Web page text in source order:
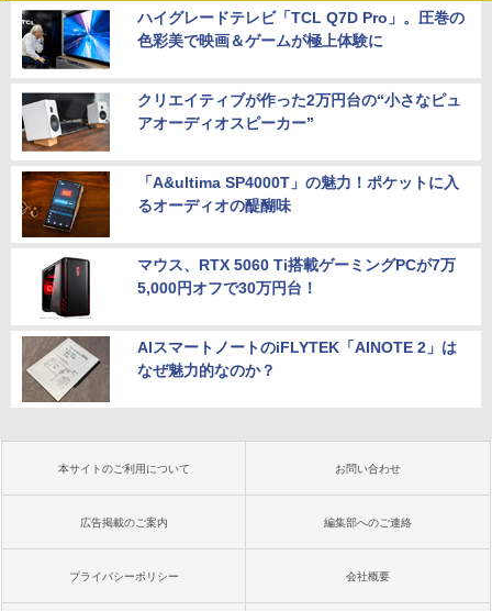
ハイグレードテレビ「TCL Q7D Pro」。圧巻の
色彩美で映画＆ゲームが極上体験に
クリエイティブが作った2万円台の“小さなピュ
アオーディオスピーカー”
「A&ultima SP4000T」の魅力！ポケットに入
るオーディオの醍醐味
マウス、RTX 5060 Ti搭載ゲーミングPCが7万
5,000円オフで30万円台！
AIスマートノートのiFLYTEK「AINOTE 2」は
なぜ魅力的なのか？
本サイトのご利用について お問い合わせ
広告掲載のご案内 編集部へのご連絡
プライバシーポリシー 会社概要